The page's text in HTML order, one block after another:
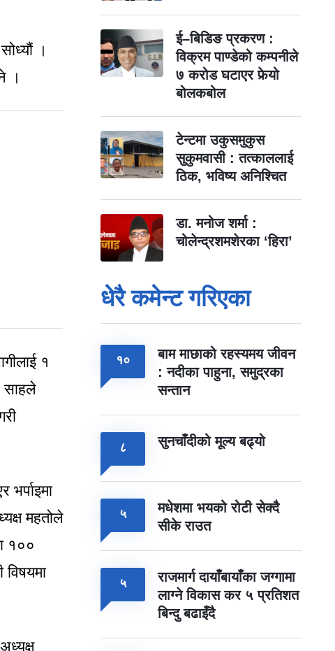
।
।
१
साहले
महतोले
१००
विषयमा
ई–बिडिङ प्रकरण :
विक्रम पाण्डेको कम्पनीले
७ करोड घटाएर फेर्‍यो
बोलकबोल
टेन्टमा उकुसमुकुस
सुकुमवासी : तत्काललाई
ठिक, भविष्य अनिश्चित
डा. मनोज शर्मा :
चोलेन्द्रशमशेरका ‘हिरा’
धेरै कमेन्ट गरिएका
१०
बाम माछाको रहस्यमय जीवन
: नदीका पाहुना, समुद्रका
सन्तान
८ सुनचाँदीको मूल्य बढ्यो
५
मधेशमा भयको रोटी सेक्दै
सीके राउत
५
राजमार्ग दायाँबायाँका जग्गामा
लाग्ने विकास कर ५ प्रतिशत
बिन्दु बढाइँदै